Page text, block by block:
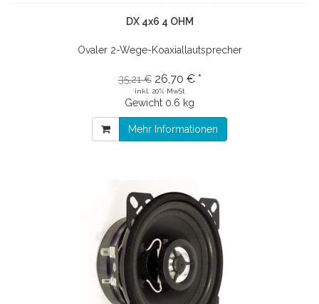
DX 4x6 4 OHM
Ovaler 2-Wege-Koaxiallautsprecher
35,21 € 26,70 € *
inkl. 20% MwSt
Gewicht 0.6 kg
Mehr Informationen